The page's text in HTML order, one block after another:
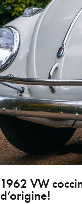
1962 VW
d’origine!